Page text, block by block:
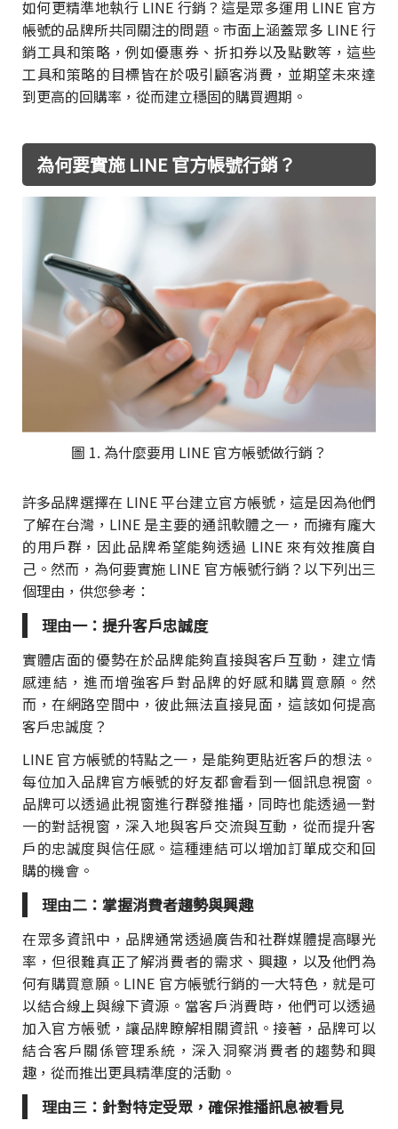
如何更精準地執行 LINE 行銷？這是眾多運用 LINE 官方
帳號的品牌所共同關注的問題。市面上涵蓋眾多 LINE 行
銷工具和策略，例如優惠券、折扣券以及點數等，這些
工具和策略的目標皆在於吸引顧客消費，並期望未來達
到更高的回購率，從而建立穩固的購買週期。
為何要實施 LINE 官方帳號行銷？
圖 1. 為什麼要用 LINE 官方帳號做行銷？
許多品牌選擇在 LINE 平台建立官方帳號，這是因為他們
了解在台灣，LINE 是主要的通訊軟體之一，而擁有龐大
的用戶群，因此品牌希望能夠透過 LINE 來有效推廣自
己。然而，為何要實施 LINE 官方帳號行銷？以下列出三
個理由，供您參考：
理由一：提升客戶忠誠度
實體店面的優勢在於品牌能夠直接與客戶互動，建立情
感連結，進而增強客戶對品牌的好感和購買意願。然
而，在網路空間中，彼此無法直接見面，這該如何提高
客戶忠誠度？
LINE 官方帳號的特點之一，是能夠更貼近客戶的想法。
每位加入品牌官方帳號的好友都會看到一個訊息視窗。
品牌可以透過此視窗進行群發推播，同時也能透過一對
一的對話視窗，深入地與客戶交流與互動，從而提升客
戶的忠誠度與信任感。這種連結可以增加訂單成交和回
購的機會。
理由二：掌握消費者趨勢與興趣
在眾多資訊中，品牌通常透過廣告和社群媒體提高曝光
率，但很難真正了解消費者的需求、興趣，以及他們為
何有購買意願。LINE 官方帳號行銷的一大特色，就是可
以結合線上與線下資源。當客戶消費時，他們可以透過
加入官方帳號，讓品牌瞭解相關資訊。接著，品牌可以
結合客戶關係管理系統，深入洞察消費者的趨勢和興
趣，從而推出更具精準度的活動。
理由三：針對特定受眾，確保推播訊息被看見